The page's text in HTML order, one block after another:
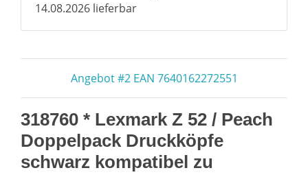
14.08.2026 lieferbar
Angebot #2 EAN 7640162272551
318760 * Lexmark Z 52 / Peach
Doppelpack Druckköpfe
schwarz kompatibel zu